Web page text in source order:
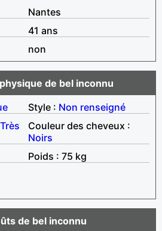
Nantes
41 ans
non
de bel inconnu
Style : Non renseigné
Très
Couleur des cheveux :
Noirs
Poids : 75 kg
de bel inconnu